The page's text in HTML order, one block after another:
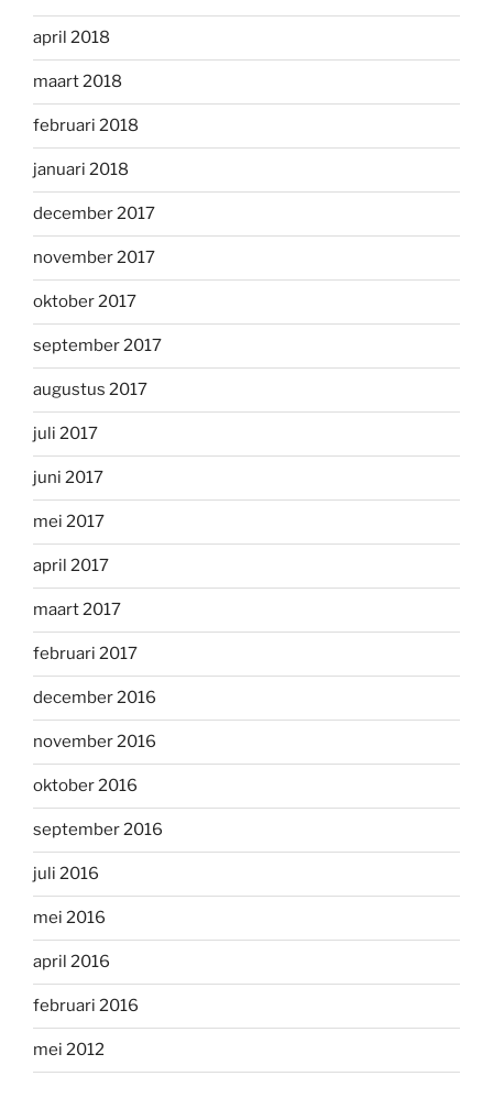
april 2018
maart 2018
februari 2018
januari 2018
december 2017
november 2017
oktober 2017
september 2017
augustus 2017
juli 2017
juni 2017
mei 2017
april 2017
maart 2017
februari 2017
december 2016
november 2016
oktober 2016
september 2016
juli 2016
mei 2016
april 2016
februari 2016
mei 2012